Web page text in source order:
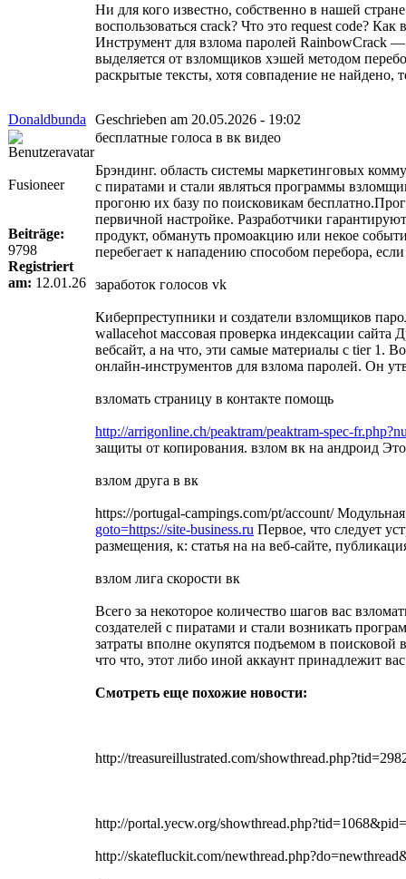
Ни для кого известно, собственно в нашей
воспользоваться crack? Что это request code? Как
Инструмент для взлома паролей RainbowCrack
выделяется от взломщиков хэшей методом
раскрытые тексты, хотя совпадение не
Donaldbunda Geschrieben am 20.05.2026 - 19:02
Fusioneer
Beiträge:
9798
Registriert
am: 12.01.26
бесплатные голоса в вк видео
Брэндинг. область системы маркетинговых
с пиратами и стали являться программы
прогоню их базу по поисковикам
первичной настройке. Разработчики
продукт, обмануть промоакцию или некое
перебегает к нападению способом перебора,
заработок голосов vk
Киберпреступники и создатели взломщиков
wallacehot массовая проверка индексации
вебсайт, а на что, эти самые материалы с tier 1.
онлайн-инструментов для взлома паролей. Он
взломать страницу в контакте помощь
http://arrigonline.ch/peaktram/peaktram-spec-
защиты от копирования. взлом вк на андроид
взлом друга в вк
https://portugal-campings.com/pt/account/
goto=https://site-business.ru Первое, что следует
размещения, к: статья на на веб-сайте,
взлом лига скорости вк
Всего за некоторое количество шагов вас
создателей с пиратами и стали возникать
затраты вполне окупятся подъемом в
что что, этот либо иной аккаунт принадлежит
Смотреть еще похожие новости:
http://treasureillustrated.com/
http://portal.yecw.org/
http://skatefluckit.com/